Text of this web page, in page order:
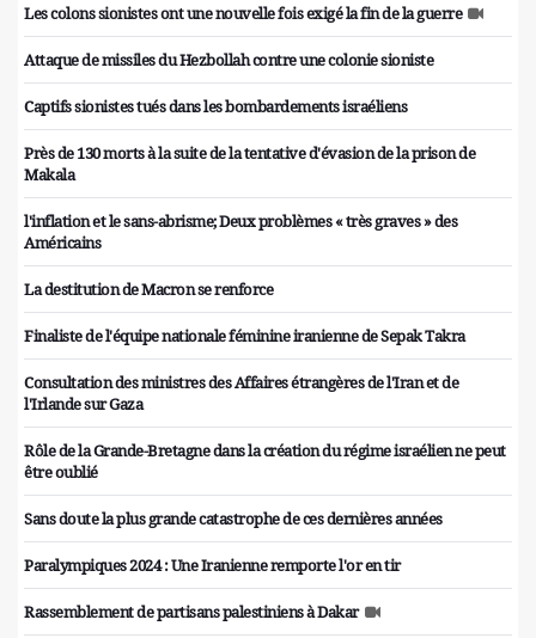
Les colons sionistes ont une nouvelle fois exigé la fin de la guerre
Attaque de missiles du Hezbollah contre une colonie sioniste
Captifs sionistes tués dans les bombardements israéliens
Près de 130 morts à la suite de la tentative d'évasion de la prison de
Makala
l'inflation et le sans-abrisme; Deux problèmes « très graves » des
Américains
La destitution de Macron se renforce
Finaliste de l'équipe nationale féminine iranienne de Sepak Takra
Consultation des ministres des Affaires étrangères de l'Iran et de
l'Irlande sur Gaza
Rôle de la Grande-Bretagne dans la création du régime israélien ne peut
être oublié
Sans doute la plus grande catastrophe de ces dernières années
Paralympiques 2024 : Une Iranienne remporte l'or en tir
Rassemblement de partisans palestiniens à Dakar